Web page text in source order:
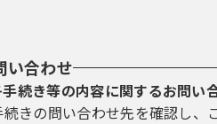
い合わせ
続き等の内容に関するお問い
きの問い合わせ先を確認し、